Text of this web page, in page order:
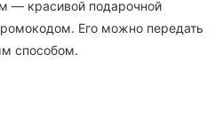
— красивой подарочной
Его можно передать
способом.